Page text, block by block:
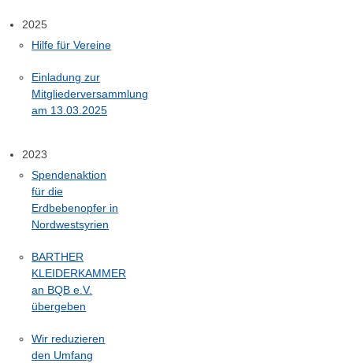
2025
Hilfe für Vereine
Einladung zur
Mitgliederversammlung
am 13.03.2025
2023
Spendenaktion
für die
Erdbebenopfer in
Nordwestsyrien
BARTHER
KLEIDERKAMMER
an BQB e.V.
übergeben
Wir reduzieren
den Umfang